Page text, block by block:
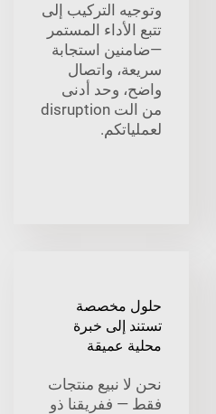
وتوجيه التركيب إلى
تتبع الأداء المستمر
—ضامنين استجابة
سريعة، واتصال
واضح، وحد أدنى
من الت disruption
لعملياتكم.
حلول مخصصة
تستند إلى خبرة
محلية عميقة
نحن لا نبيع منتجات
فقط — ففريقنا ذو